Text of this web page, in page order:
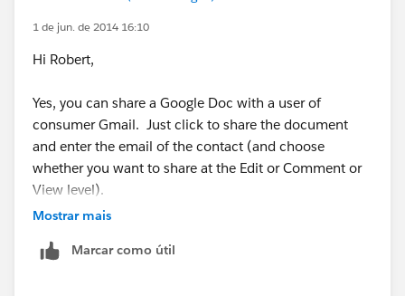
1 de jun. de 2014 16:10
Hi Robert,
Yes, you can share a Google Doc with a user of
consumer Gmail. Just click to share the document
and enter the email of the contact (and choose
whether you want to share at the Edit or Comment or
View level).
Mostrar mais
Marcar como útil